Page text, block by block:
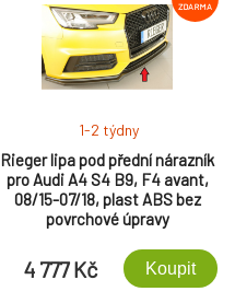
ZDARMA
Rieger lipa pod přední nárazník
pro Audi A4 S4 B9, F4 avant,
08/15-07/18, plast ABS bez
povrchové úpravy
1-2 týdny
4 777 Kč Koupit